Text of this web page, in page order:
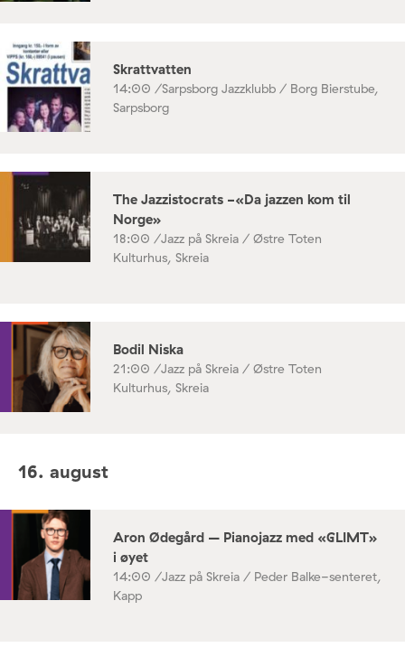
Skrattvatten
14:00 /Sarpsborg Jazzklubb / Borg Bierstube,
Sarpsborg
The Jazzistocrats -«Da jazzen kom til
Norge»
18:00 /Jazz på Skreia / Østre Toten
Kulturhus, Skreia
Bodil Niska
21:00 /Jazz på Skreia / Østre Toten
Kulturhus, Skreia
16. august
Aron Ødegård – Pianojazz med «GLIMT»
i øyet
14:00 /Jazz på Skreia / Peder Balke-senteret,
Kapp